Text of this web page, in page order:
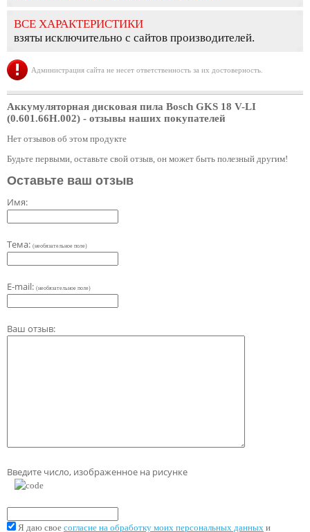
ВСЕ ХАРАКТЕРИСТИКИ
взяты исключительно с сайтов производителей.
Администрация сайта не несет ответственность за их достоверность.
Аккумуляторная дисковая пила Bosch GKS 18 V-LI
(0.601.66H.002) - отзывы наших покупателей
Нет отзывов об этом продукте
Будьте первыми, оставьте свой отзыв, он может быть полезный другим!
Оставьте ваш отзыв
Имя:
Тема: (необязательное поле)
E-mail: (необязательное поле)
Ваш отзыв:
Введите число, изображенное на рисунке
Я даю свое согласие на обработку моих персональных данных и